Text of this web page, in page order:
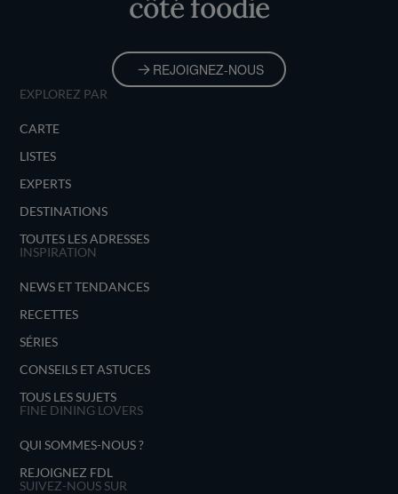
côté foodie
REJOIGNEZ-NOUS
EXPLOREZ PAR
CARTE
LISTES
EXPERTS
DESTINATIONS
TOUTES LES ADRESSES
INSPIRATION
NEWS ET TENDANCES
RECETTES
SÉRIES
CONSEILS ET ASTUCES
TOUS LES SUJETS
FINE DINING LOVERS
QUI SOMMES-NOUS ?
REJOIGNEZ FDL
SUIVEZ-NOUS SUR